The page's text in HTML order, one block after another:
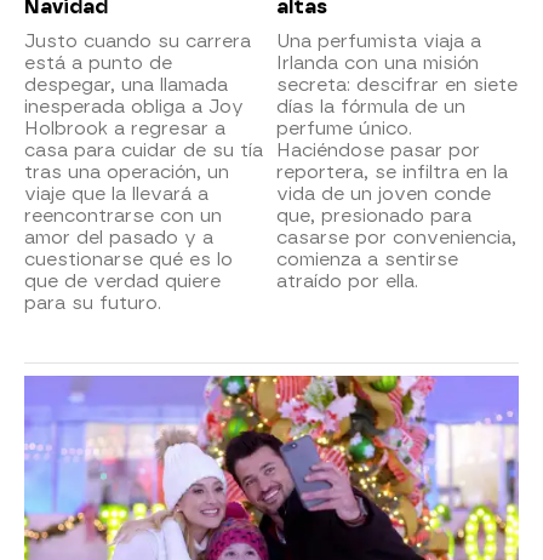
Navidad
Justo cuando su carrera
está a punto de
despegar, una llamada
inesperada obliga a Joy
Holbrook a regresar a
casa para cuidar de su tía
tras una operación, un
viaje que la llevará a
reencontrarse con un
amor del pasado y a
cuestionarse qué es lo
que de verdad quiere
para su futuro.
altas
Una perfumista viaja a
Irlanda con una misión
secreta: descifrar en siete
días la fórmula de un
perfume único.
Haciéndose pasar por
reportera, se infiltra en la
vida de un joven conde
que, presionado para
casarse por conveniencia,
comienza a sentirse
atraído por ella.